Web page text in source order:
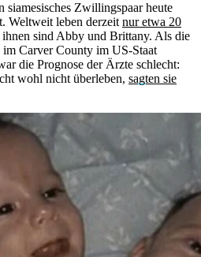
siamesisches Zwillingspaar heute
Weltweit leben derzeit nur etwa 20
ihnen sind Abby und Brittany. Als die
Carver County im US-Staat
die Prognose der Ärzte schlecht:
wohl nicht überleben, sagten sie